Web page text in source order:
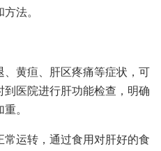
法。
、黄疸、肝区疼痛等症状，可
医院进行肝功能检查，明确
。
常运转，通过食用对肝好的食